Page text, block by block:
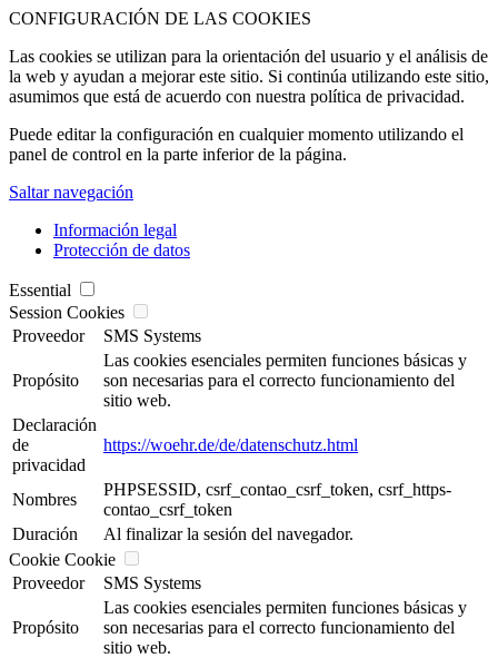
CONFIGURACIÓN DE LAS COOKIES
Las cookies se utilizan para la orientación del usuario y el análisis de
la web y ayudan a mejorar este sitio. Si continúa utilizando este sitio,
asumimos que está de acuerdo con nuestra política de privacidad.
Puede editar la configuración en cualquier momento utilizando el
panel de control en la parte inferior de la página.
Saltar navegación
Información legal
Protección de datos
Essential
Session Cookies
Proveedor
SMS Systems
Propósito
Las cookies esenciales permiten funciones básicas y
son necesarias para el correcto funcionamiento del
sitio web.
Declaración
de
privacidad
https://woehr.de/de/datenschutz.html
Nombres
PHPSESSID, csrf_contao_csrf_token, csrf_https-
contao_csrf_token
Duración
Al finalizar la sesión del navegador.
Cookie Cookie
Proveedor
SMS Systems
Propósito
Las cookies esenciales permiten funciones básicas y
son necesarias para el correcto funcionamiento del
sitio web.